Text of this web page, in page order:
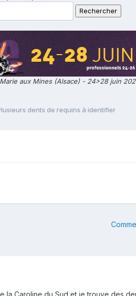
aux Mines (Alsace) - 24>28 juin
dents de requins à identifier